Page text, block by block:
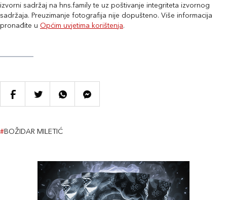
izvorni sadržaj na hns.family te uz poštivanje integriteta izvornog
sadržaja. Preuzimanje fotografija nije dopušteno. Više informacija
pronađite u Općim uvjetima korištenja.
#BOŽIDAR MILETIĆ